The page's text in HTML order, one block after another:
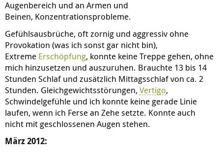
Augenbereich und an Armen und
Beinen, Konzentrationsprobleme.
Gefühlsausbrüche, oft zornig und aggressiv ohne
Provokation (was ich sonst gar nicht bin),
Extreme Erschöpfung, konnte keine Treppe gehen, ohne
mich hinzusetzen und auszuruhen. Brauchte 13 bis 14
Stunden Schlaf und zusätzlich Mittagsschlaf von ca. 2
Stunden. Gleichgewichtsstörungen, Vertigo,
Schwindelgefühle und ich konnte keine gerade Linie
laufen, wenn ich Ferse an Zehe setzte. Konnte auch
nicht mit geschlossenen Augen stehen.
März 2012: